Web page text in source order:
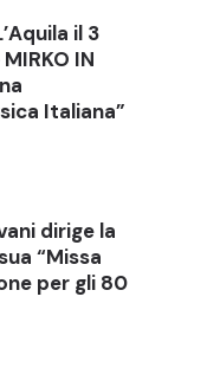
il 3
IN
Italiana”
dirige la
“Missa
per gli 80